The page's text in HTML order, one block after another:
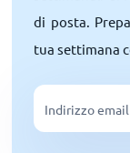
di posta.
tua settimana